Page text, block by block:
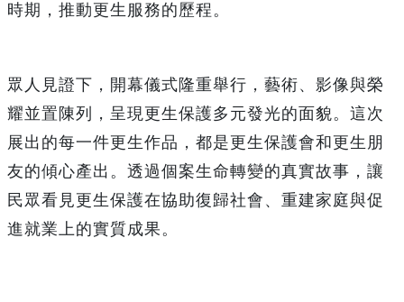
時期，推動更生服務的歷程。
眾人見證下，開幕儀式隆重舉行，藝術、影像與榮
耀並置陳列，呈現更生保護多元發光的面貌。這次
展出的每一件更生作品，都是更生保護會和更生朋
友的傾心產出。透過個案生命轉變的真實故事，讓
民眾看見更生保護在協助復歸社會、重建家庭與促
進就業上的實質成果。